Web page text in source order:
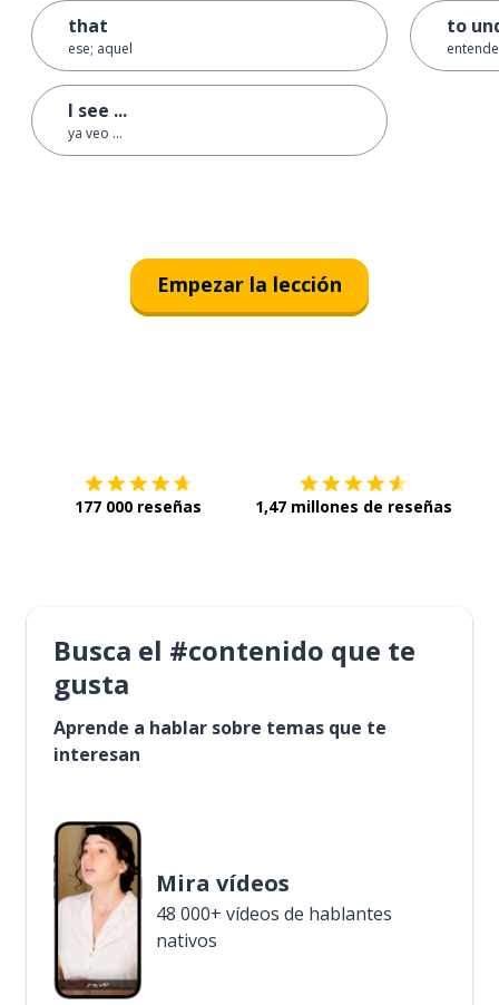
that
ese; aquel
I see ...
ya veo ...
to
Empezar la lección
177 000 reseñas 1,47 millones de reseñas
Busca el #contenido que te
gusta
Aprende a hablar sobre temas que te
interesan
Mira vídeos
48 000+ vídeos de hablantes
nativos